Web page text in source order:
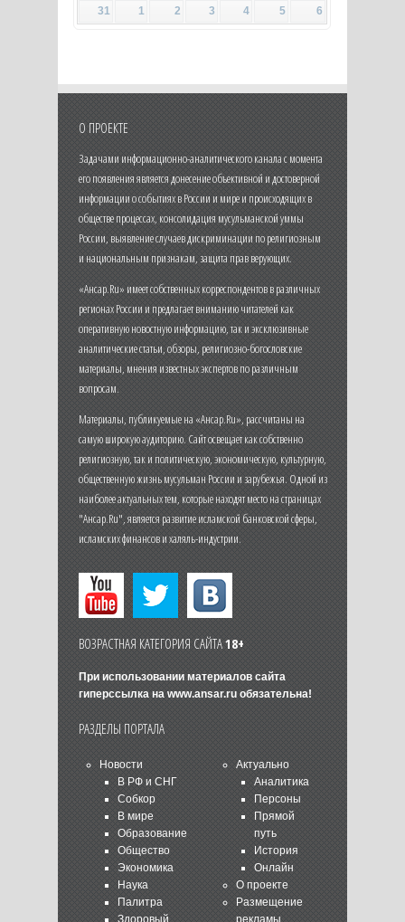
31
1 2 3 4 5 6
О ПРОЕКТЕ
Задачами информационно-аналитического канала с момента
его появления является донесение объективной и достоверной
информации о событиях в России и мире и происходящих в
обществе процессах, консолидация мусульманской уммы
России, выявление случаев дискриминации по религиозным
и национальным признакам, защита прав верующих.
«Ансар.Ru» имеет собственных корреспондентов в различных
регионах России и предлагает вниманию читателей как
оперативную новостную информацию, так и эксклюзивные
аналитические статьи, обзоры, религиозно-богословские
материалы, мнения известных экспертов по различным
вопросам.
Материалы, публикуемые на «Ансар.Ru», рассчитаны на
самую широкую аудиторию. Сайт освещает как собственно
религиозную, так и политическую, экономическую, культурную,
общественную жизнь мусульман России и зарубежья. Одной из
наиболее актуальных тем, которые находят место на страницах
"Ансар.Ru", является развитие исламской банковской сферы,
исламских финансов и халяль-индустрии.
ВОЗРАСТНАЯ КАТЕГОРИЯ САЙТА18+
При использовании материалов сайта
гиперссылка на www.ansar.ruобязательна!
РАЗДЕЛЫ ПОРТАЛА
Новости
В РФ и СНГ
Собкор
В мире
Образование
Общество
Экономика
Наука
Палитра
Здоровый
Актуально
Аналитика
Персоны
Прямой
путь
История
Онлайн
О проекте
Размещение
рекламы